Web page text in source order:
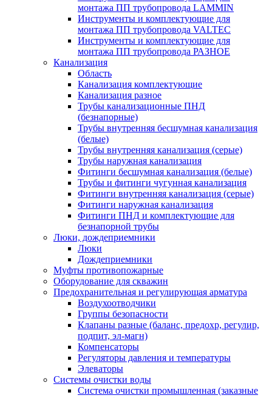
монтажа ПП трубопровода LAMMIN
Инструменты и комплектующие для
монтажа ПП трубопровода VALTEC
Инструменты и комплектующие для
монтажа ПП трубопровода РАЗНОЕ
Канализация
Область
Канализация комплектующие
Канализация разное
Трубы канализационные ПНД
(безнапорные)
Трубы внутренняя бесшумная канализация
(белые)
Трубы внутренняя канализация (серые)
Трубы наружная канализация
Фитинги бесшумная канализация (белые)
Трубы и фитинги чугунная канализация
Фитинги внутренняя канализация (серые)
Фитинги наружная канализация
Фитинги ПНД и комплектующие для
безнапорной трубы
Люки, дождеприемники
Люки
Дождеприемники
Муфты противопожарные
Оборудование для скважин
Предохранительная и регулирующая арматура
Воздухоотводчики
Группы безопасности
Клапаны разные (баланс, предохр, регулир,
подпит, эл-магн)
Компенсаторы
Регуляторы давления и температуры
Элеваторы
Системы очистки воды
Система очистки промышленная (заказные